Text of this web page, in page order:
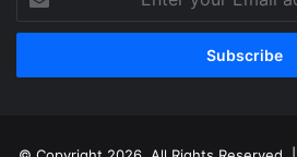
your
Email